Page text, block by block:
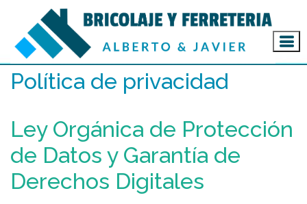
Inicio
Política de privacidad
Ley Orgánica de Protección
de Datos y Garantía de
Derechos Digitales